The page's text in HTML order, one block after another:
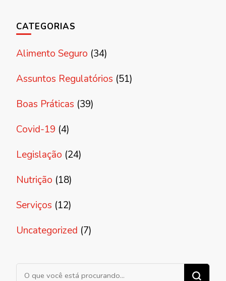
CATEGORIAS
Alimento Seguro (34)
Assuntos Regulatórios (51)
Boas Práticas (39)
Covid-19 (4)
Legislação (24)
Nutrição (18)
Serviços (12)
Uncategorized (7)
Procurando algo?